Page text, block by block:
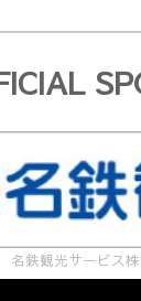
名鉄観光サービス